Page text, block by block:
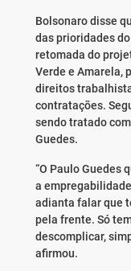
Bolsonaro disse
das prioridades
retomada do
Verde e Amarela,
direitos
contratações.
sendo tratado
Guedes.
“O Paulo Guedes
a
adianta falar que
pela frente. Só
descomplicar,
afirmou.